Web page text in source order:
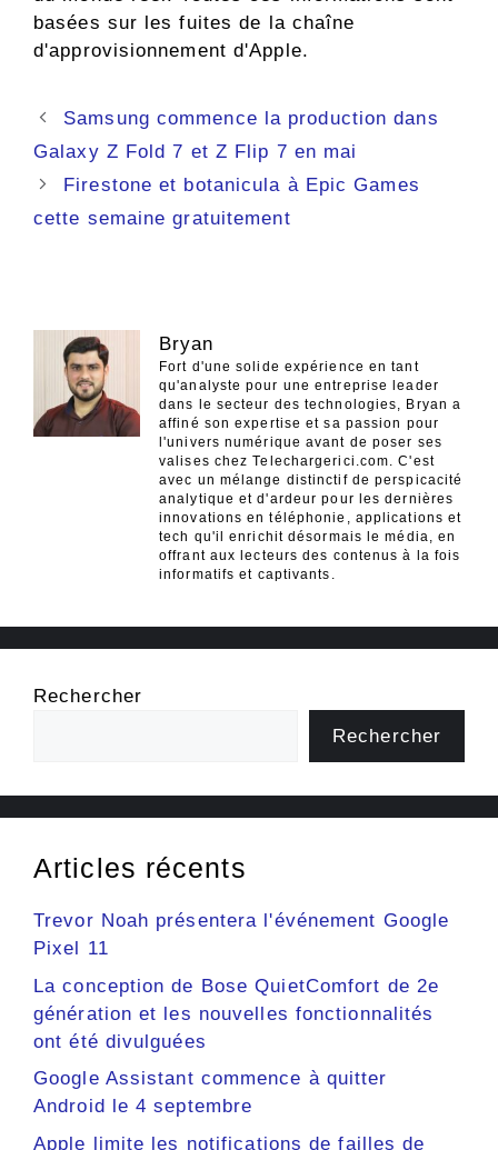
basées sur les fuites de la chaîne
d'approvisionnement d'Apple.
Navigation
des
Samsung commence la production dans
Galaxy Z Fold 7 et Z Flip 7 en mai
Firestone et botanicula à Epic Games
cette semaine gratuitement
Bryan
Fort d'une solide expérience en tant
qu'analyste pour une entreprise leader
dans le secteur des technologies, Bryan a
affiné son expertise et sa passion pour
l'univers numérique avant de poser ses
valises chez Telechargerici.com. C'est
avec un mélange distinctif de perspicacité
analytique et d'ardeur pour les dernières
innovations en téléphonie, applications et
tech qu'il enrichit désormais le média, en
offrant aux lecteurs des contenus à la fois
informatifs et captivants.
Rechercher
Rechercher
Articles récents
Trevor Noah présentera l'événement Google
Pixel 11
La conception de Bose QuietComfort de 2e
génération et les nouvelles fonctionnalités
ont été divulguées
Google Assistant commence à quitter
Android le 4 septembre
Apple limite les notifications de failles de